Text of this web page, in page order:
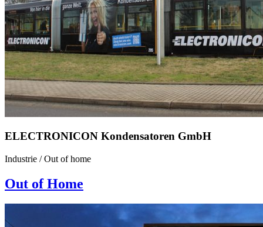
ELECTRONICON Kondensatoren GmbH
Industrie /Out of home
Out of Home